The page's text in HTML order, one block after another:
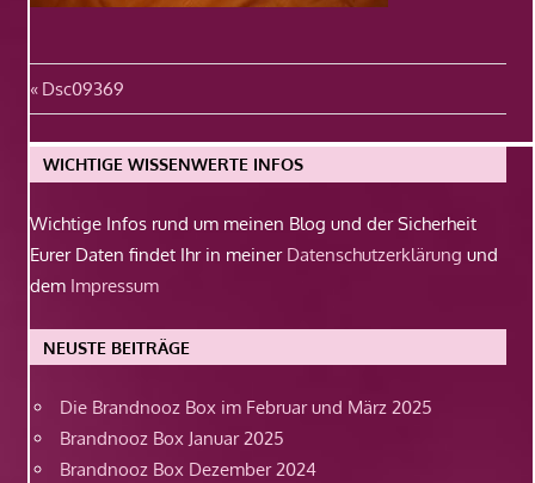
Beitragsnavigation
Vorheriger
Beitrag:
Dsc09369
WICHTIGE WISSENWERTE INFOS
Wichtige Infos rund um meinen Blog und der Sicherheit
Eurer Daten findet Ihr in meiner Datenschutzerklärung und
dem Impressum
NEUSTE BEITRÄGE
Die Brandnooz Box im Februar und März 2025
Brandnooz Box Januar 2025
Brandnooz Box Dezember 2024